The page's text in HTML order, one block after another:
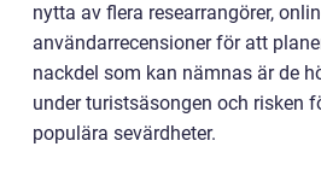
nytta av flera researrangörer,
användarrecensioner för att
nackdel som kan nämnas är de
under turistsäsongen och risken
populära sevärdheter.